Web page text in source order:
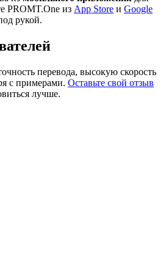
PROMT.One из App Store и Google
рукой.
перевода, высокую скорость
с примерами. Оставьте свой отзыв
лучше.